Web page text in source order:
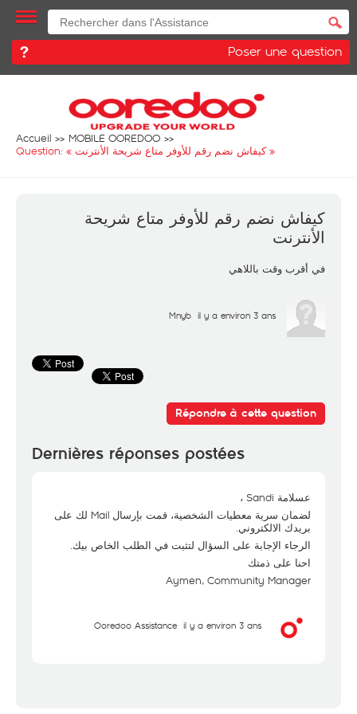
Poser une question
Accueil
MOBILE OOREDOO
Question: « كيفاش نضم رقم للأوفر متاع شريحة الأنترنت»
كيفاش نضم رقم للأوفر متاع شريحة
الأنترنت
في أقرب وقت باللاهي
Mnyb il y a environ 3 ans
Répondre à cette question
Dernières réponses postées
عسلامة Sandi ،
لضمان سرية معطيات الشخصية، قمت بإرسال Mail لك على
بريدك الالكتروني.
الرجاء الإجابة على السؤال لتثبت في الطلب الخاص بيك.
احنا على ذمتك
Aymen, Community Manager
Ooredoo Assistance il y a environ 3 ans